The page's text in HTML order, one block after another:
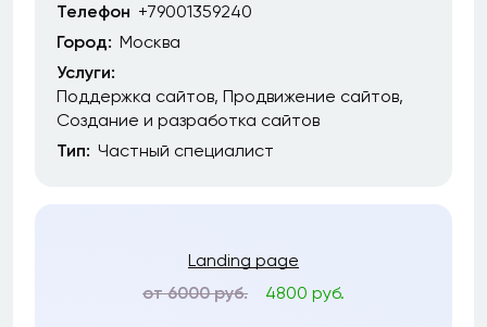
Телефон +79001359240
Город: Москва
Услуги:
Поддержка сайтов Продвижение сайтов
Создание и разработка сайтов
Тип: Частный специалист
Landing page
от 6000 руб.
4800 руб.